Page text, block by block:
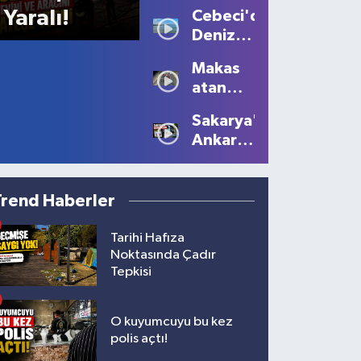
Yaralı!
Büyüledi:
Kartpostallık
Manzaralar
Oluştu
Cebeci'de
Deniz
Tüm
Güzelliğiyle
Devam
Ediyor
Makas
atan
10 bin
lira ceza
Sakarya'dan
Ankara'ya
çağrısı
Haberler
Tarihi Hafıza
Noktasında Çadır
Tepkisi
O kuyumcuyu bu kez
polis açtı!